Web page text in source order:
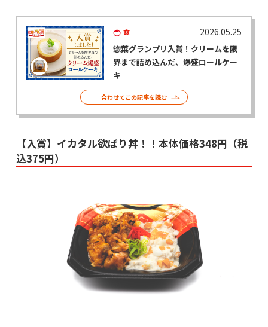
食 2026.05.25
惣菜グランプリ入賞！クリームを限
界まで詰め込んだ、爆盛ロールケー
キ
合わせてこの記事を読む
【入賞】イカタル欲ばり丼！！本体価格348円（税
込375円）